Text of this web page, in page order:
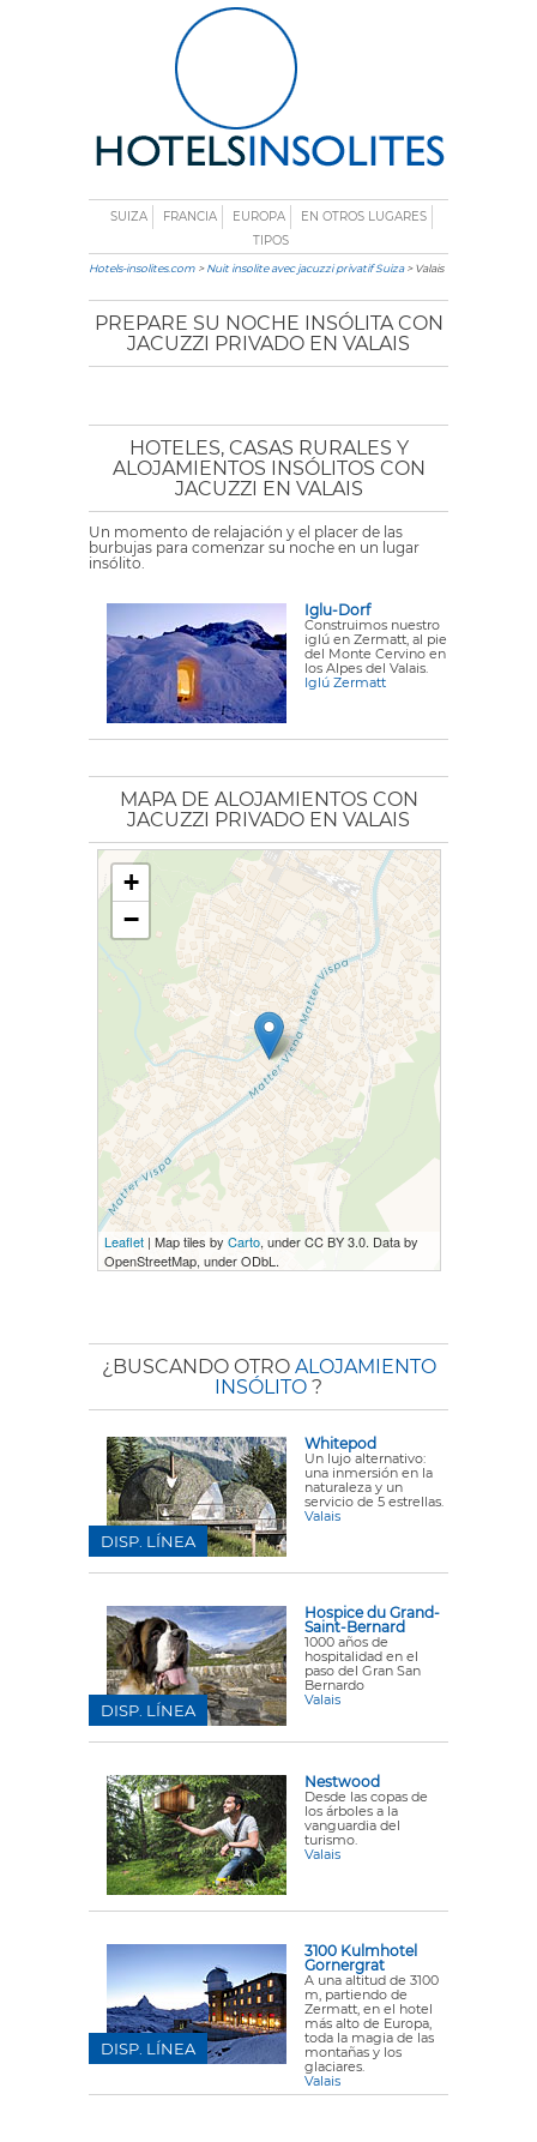
SUIZA FRANCIA EUROPA
EN OTROS LUGARES
TIPOS
Hotels-insolites.com >Nuit insolite avec jacuzzi privatif Suiza> Valais
PREPARE SU NOCHE INSÓLITA CON
JACUZZI PRIVADO EN VALAIS
HOTELES, CASAS RURALES Y
ALOJAMIENTOS INSÓLITOS CON
JACUZZI EN VALAIS
Un momento de relajación y el placer de las
burbujas para comenzar su noche en un lugar
insólito.
Iglu-Dorf
Construimos nuestro
iglú en Zermatt, al pie
del Monte Cervino en
los Alpes del Valais.
Iglú Zermatt
MAPA DE ALOJAMIENTOS CON
JACUZZI PRIVADO EN VALAIS
+
−
Leaflet| Map tiles by Carto, under CC BY 3.0. Data by
OpenStreetMap, under ODbL.
¿BUSCANDO OTRO ALOJAMIENTO
INSÓLITO ?
Whitepod
Un lujo alternativo:
una inmersión en la
naturaleza y un
servicio de 5 estrellas.
Valais
DISP. LÍNEA
Hospice du Grand-
Saint-Bernard
1000 años de
hospitalidad en el
paso del Gran San
Bernardo
Valais
DISP. LÍNEA
Nestwood
Desde las copas de
los árboles a la
vanguardia del
turismo.
Valais
3100 Kulmhotel
Gornergrat
A una altitud de 3100
m, partiendo de
Zermatt, en el hotel
más alto de Europa,
toda la magia de las
montañas y los
glaciares.
Valais
DISP. LÍNEA